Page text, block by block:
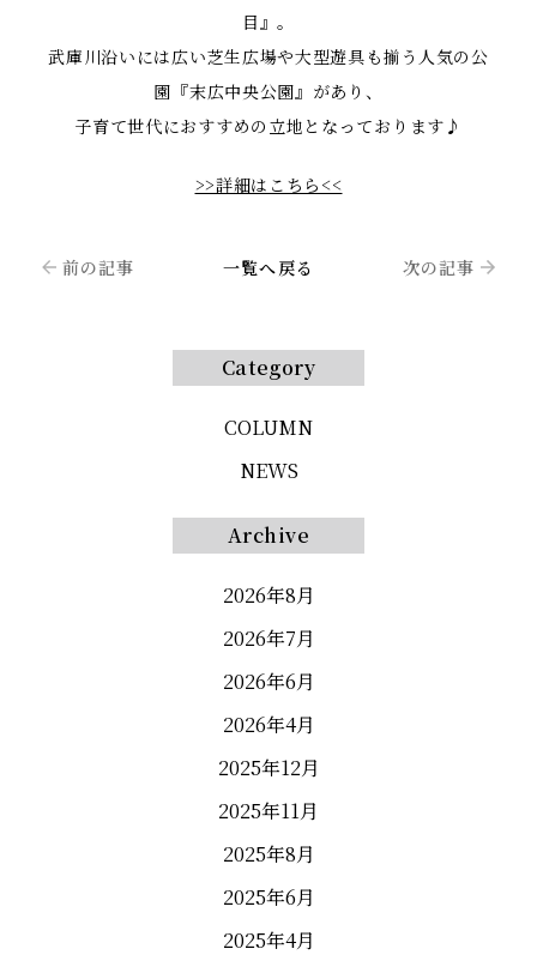
目』。
武庫川沿いには広い芝生広場や大型遊具も揃う人気の公
園『末広中央公園』があり、
子育て世代におすすめの立地となっております♪
>>詳細はこちら<<
前の記事 一覧へ戻る 次の記事
Category
COLUMN
NEWS
Archive
2026年8月
2026年7月
2026年6月
2026年4月
2025年12月
2025年11月
2025年8月
2025年6月
2025年4月